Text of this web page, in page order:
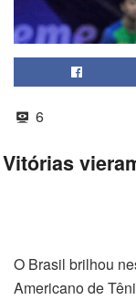
6
Vitórias
O Brasil brilhou
Americano de